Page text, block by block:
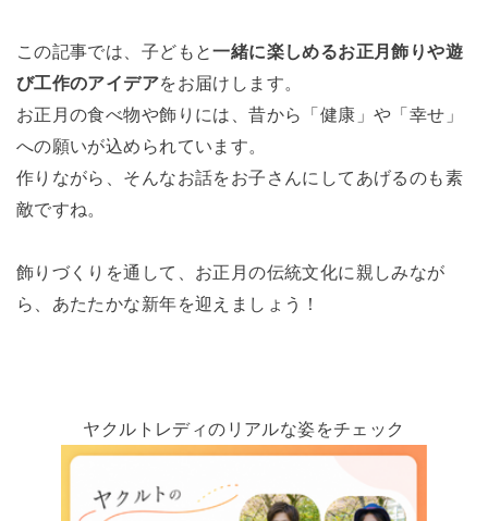
この記事では、子どもと一緒に楽しめるお正月飾りや遊
び工作のアイデアをお届けします。
お正月の食べ物や飾りには、昔から「健康」や「幸せ」
への願いが込められています。
作りながら、そんなお話をお子さんにしてあげるのも素
敵ですね。
飾りづくりを通して、お正月の伝統文化に親しみなが
ら、あたたかな新年を迎えましょう！
ヤクルトレディのリアルな姿をチェック